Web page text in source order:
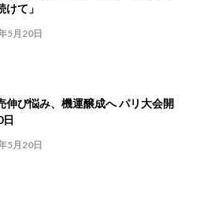
けて」
5月20日
伸び悩み、機運醸成へ パリ大会開
5月20日